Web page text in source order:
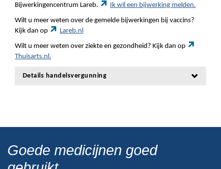
Bijwerkingencentrum Lareb.
Ik wil een bijwerking melden.
Wilt u meer weten over de gemelde bijwerkingen bij vaccins?
Kijk dan op
Lareb.nl
Wilt u meer weten over ziekte en gezondheid? Kijk dan op
Thuisarts.nl.
Details handelsvergunning
Goede medicijnen goed